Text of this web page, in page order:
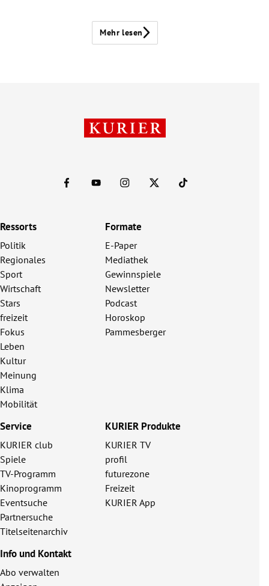
Mehr lesen
Ressorts
Politik
Regionales
Sport
Wirtschaft
Stars
freizeit
Fokus
Leben
Kultur
Meinung
Klima
Mobilität
Formate
E-Paper
Mediathek
Gewinnspiele
Newsletter
Podcast
Horoskop
Pammesberger
Service
KURIER club
Spiele
TV-Programm
Kinoprogramm
Eventsuche
Partnersuche
Titelseitenarchiv
KURIER Produkte
KURIER TV
profil
futurezone
Freizeit
KURIER App
Info und Kontakt
Abo verwalten